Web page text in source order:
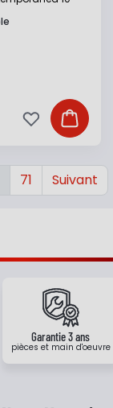
Ajouter
Ajouter à ma
71 Suivant
Garantie 3 ans
pièces et main d'oeuvre